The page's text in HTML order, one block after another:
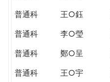
普通科
王○鈺
普通科
李○瑩
普通科
鄭○呈
普通科
王○宇